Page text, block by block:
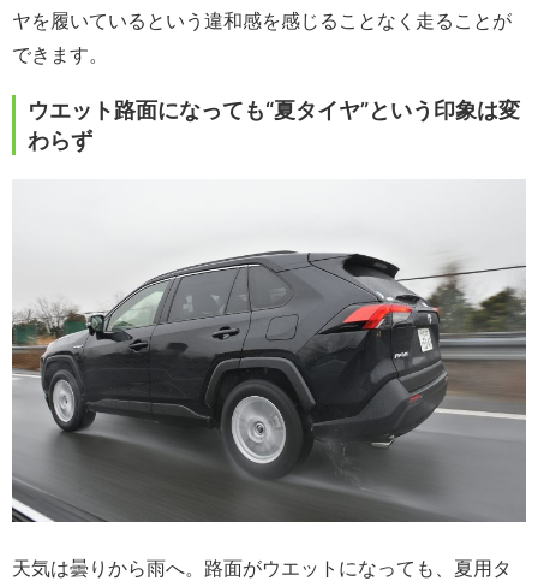
ヤを履いているという違和感を感じることなく走ることが
できます。
ウエット路面になっても“夏タイヤ”という印象は変
わらず
天気は曇りから雨へ。路面がウエットになっても、夏用タ